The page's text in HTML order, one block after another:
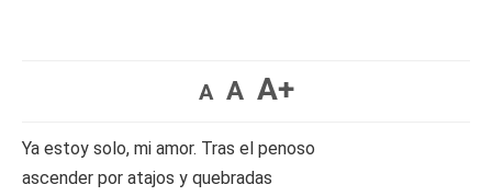
A A A+
Ya estoy solo, mi amor. Tras el penoso
ascender por atajos y quebradas